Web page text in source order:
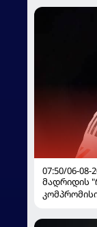
07:50/06-08-
მადრიდის